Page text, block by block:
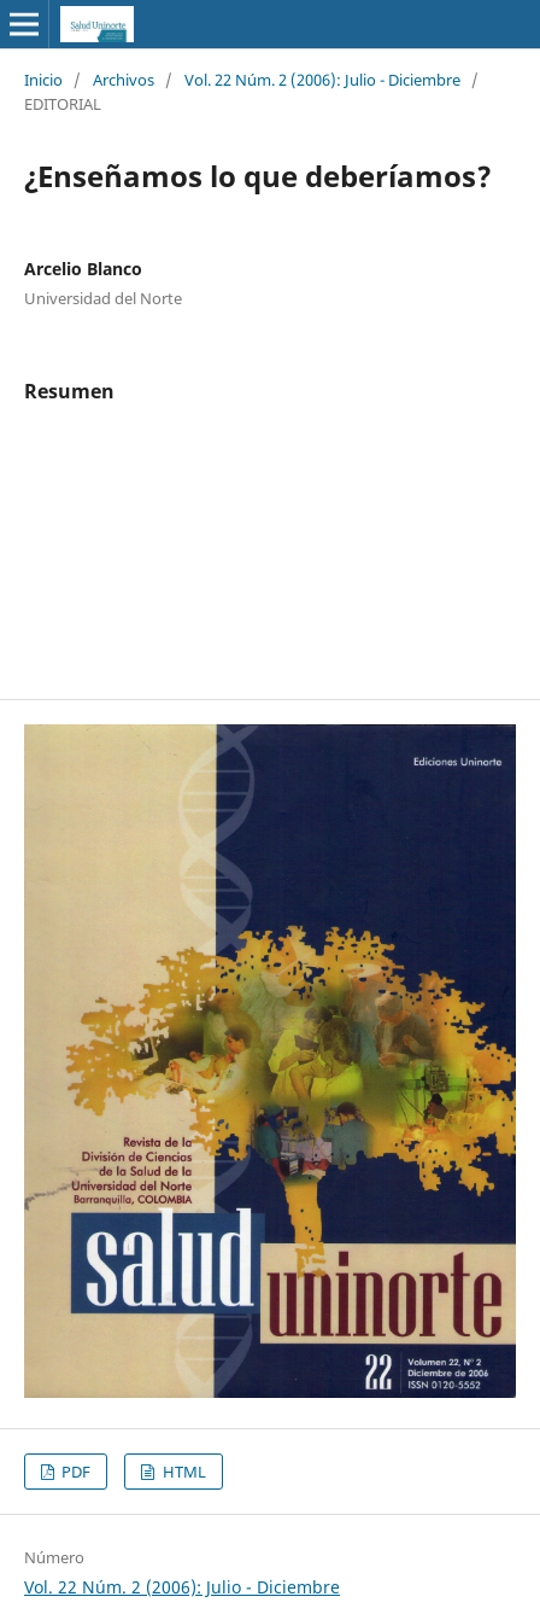
Inicio / Archivos / Vol. 22 Núm. 2 (2006): Julio - Diciembre /
EDITORIAL
¿Enseñamos lo que deberíamos?
Arcelio Blanco
Universidad del Norte
Resumen
PDF HTML
Número
Vol. 22 Núm. 2 (2006): Julio - Diciembre